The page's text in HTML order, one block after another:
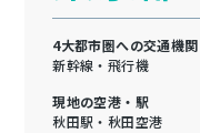
4大都市圏への交通機関
新幹線・飛行機
現地の空港・駅
秋田駅・秋田空港